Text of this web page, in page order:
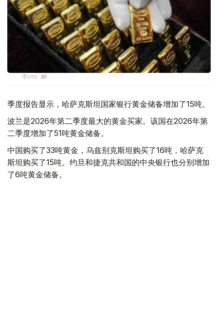
Фото: ӨзА
季度报告显示，哈萨克斯坦国家银行黄金储备增加了15吨。
波兰是2026年第二季度最大的黄金买家。该国在2026年第
二季度增加了51吨黄金储备。
中国购买了33吨黄金，乌兹别克斯坦购买了16吨，哈萨克
斯坦购买了15吨。约旦和捷克共和国的中央银行也分别增加
了6吨黄金储备。